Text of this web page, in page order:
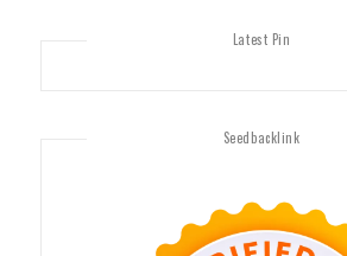
Latest Pin
Seedbacklink